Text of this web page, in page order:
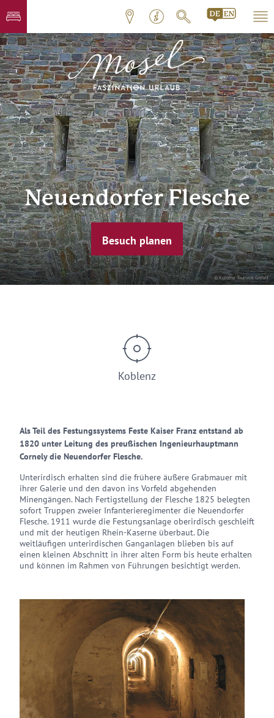
© Koblenz Touristik GmbH
Neuendorfer Flesche
Besuch planen
Koblenz
Als Teil des Festungssystems Feste Kaiser Franz entstand ab
1820 unter Leitung des preußischen Ingenieurhauptmann
Cornely die Neuendorfer Flesche.
Unterirdisch erhalten sind die frühere äußere Grabmauer mit
ihrer Galerie und den davon ins Vorfeld abgehenden
Minengängen. Nach Fertigstellung der Flesche 1825 belegten
sofort Truppen zweier Infanterieregimenter die Neuendorfer
Flesche. 1911 wurde die Festungsanlage oberirdisch geschleift
und mit der heutigen Rhein-Kaserne überbaut. Die
weitläufigen unterirdischen Ganganlagen blieben bis auf
einen kleinen Abschnitt in ihrer alten Form bis heute erhalten
und können im Rahmen von Führungen besichtigt werden.